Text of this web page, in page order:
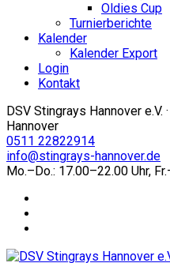
Oldies Cup
Turnierberichte
Kalender
Kalender Export
Login
Kontakt
DSV Stingrays Hannover e.V.
Hannover
0511 22822914
info@stingrays-hannover.de
Mo.–Do.: 17.00–22.00 Uhr,